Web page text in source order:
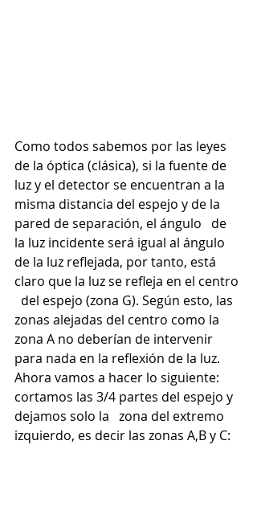
Como todos sabemos por las leyes
de la óptica (clásica), si la fuente de
luz y el detector se encuentran a la
misma distancia del espejo y de la
pared de separación, el ángulo   de
la luz incidente será igual al ángulo
de la luz reflejada, por tanto, está
claro que la luz se refleja en el centro
  del espejo (zona G). Según esto, las
zonas alejadas del centro como la
zona A no deberían de intervenir
para nada en la reflexión de la luz.
Ahora vamos a hacer lo siguiente:
cortamos las 3/4 partes del espejo y
dejamos solo la   zona del extremo
izquierdo, es decir las zonas A,B y C: